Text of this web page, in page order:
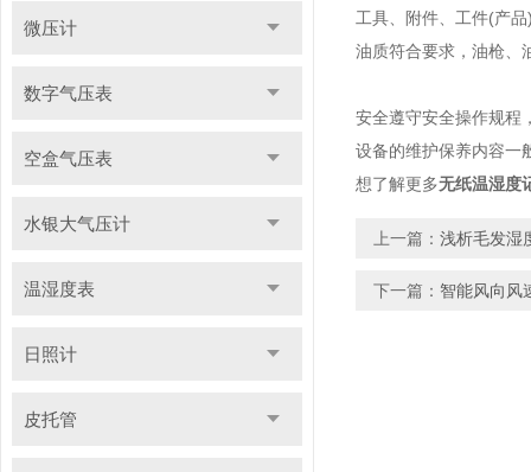
微压计
数字气压表
空盒气压表
水银大气压计
温湿度表
日照计
皮托管
工具、附件、工件(产
油质符合要求，油枪、
安全遵守安全操作规程
设备的维护保养内容一
想了解更多无纸温湿度
上一篇： 浅析毛发湿
下一篇： 智能风向风